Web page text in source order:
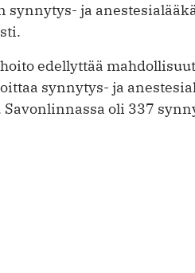
ja
edellyttää
synnytys- ja
oli 337